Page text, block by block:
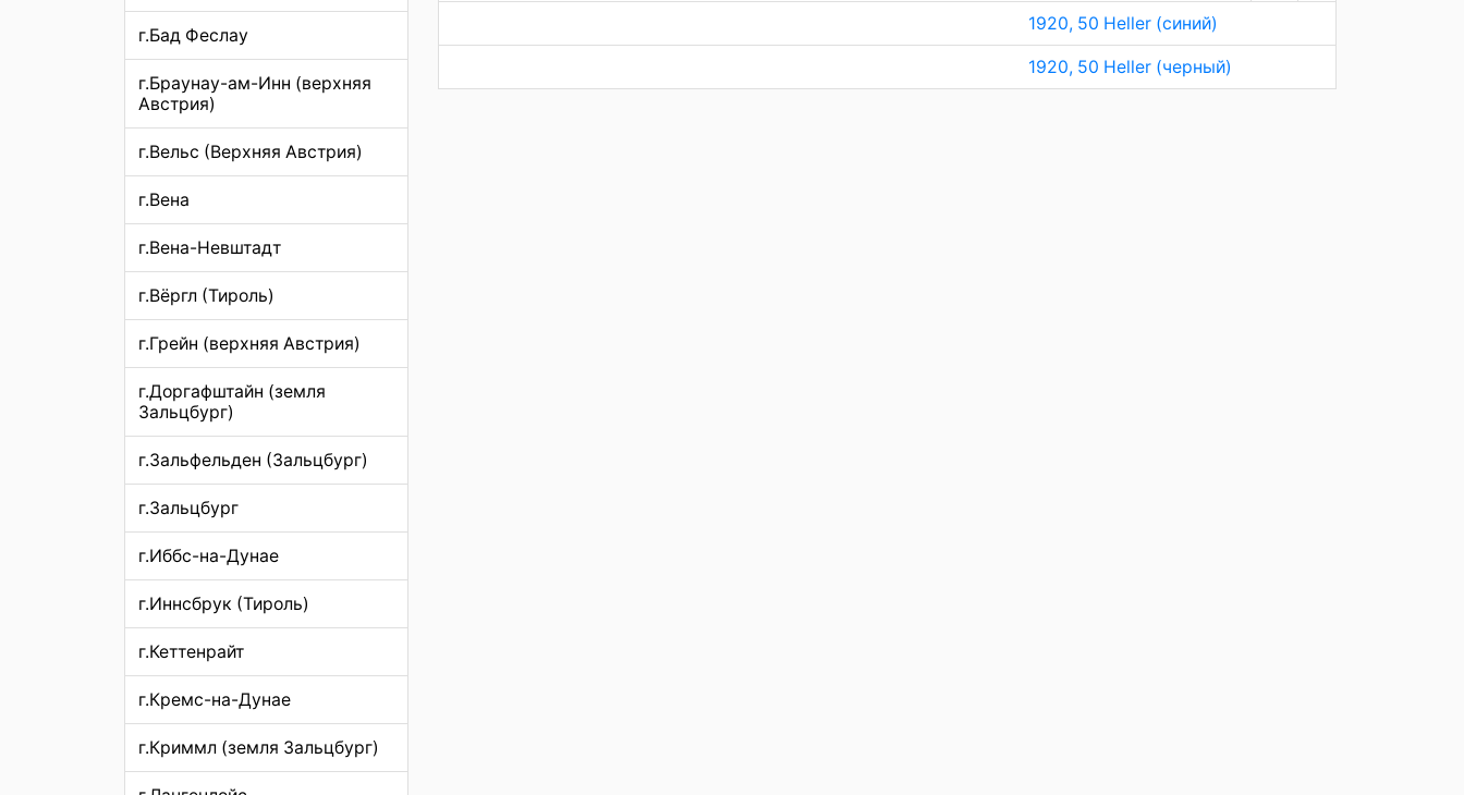
г.Бад Феслау
г.Браунау-ам-Инн (верхняя
Австрия)
г.Вельс (Верхняя Австрия)
г.Вена
г.Вена-Невштадт
г.Вёргл (Тироль)
г.Грейн (верхняя Австрия)
г.Доргафштайн (земля
Зальцбург)
г.Зальфельден (Зальцбург)
г.Зальцбург
г.Иббс-на-Дунае
г.Иннсбрук (Тироль)
г.Кеттенрайт
г.Кремс-на-Дунае
г.Криммл (земля Зальцбург)
1920, 50 Heller (синий)
1920, 50 Heller (черный)